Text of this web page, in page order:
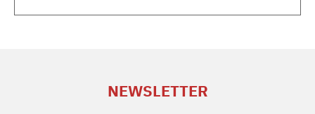
NEWSLETTER